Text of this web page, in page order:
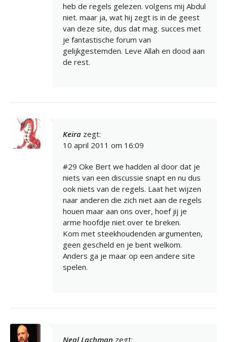
heb de regels gelezen. volgens mij Abdul
niet. maar ja, wat hij zegt is in de geest
van deze site, dus dat mag. succes met
je fantastische forum van
gelijkgestemden. Leve Allah en dood aan
de rest.
Keira zegt:
10 april 2011 om 16:09
#29 Oke Bert we hadden al door dat je
niets van een discussie snapt en nu dus
ook niets van de regels. Laat het wijzen
naar anderen die zich niet aan de regels
houen maar aan ons over, hoef jij je
arme hoofdje niet over te breken.
Kom met steekhoudenden argumenten,
geen gescheld en je bent welkom.
Anders ga je maar op een andere site
spelen.
Neal Lachman zegt: